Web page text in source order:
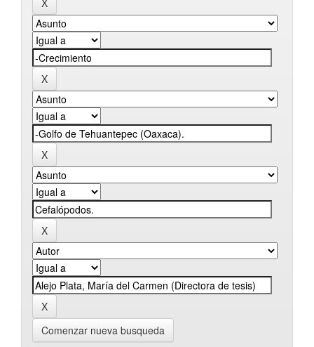
Comenzar nueva busqueda